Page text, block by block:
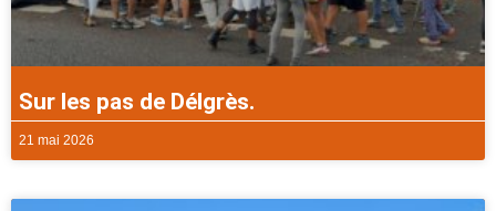
Sur les pas de Délgrès.
21 mai 2026